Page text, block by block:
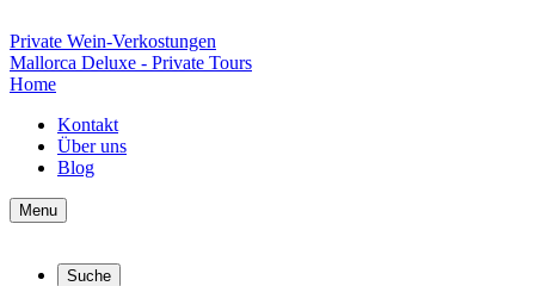
Private Wein-Verkostungen
Mallorca Deluxe - Private Tours
Home
Kontakt
Über uns
Blog
Menu
Suche